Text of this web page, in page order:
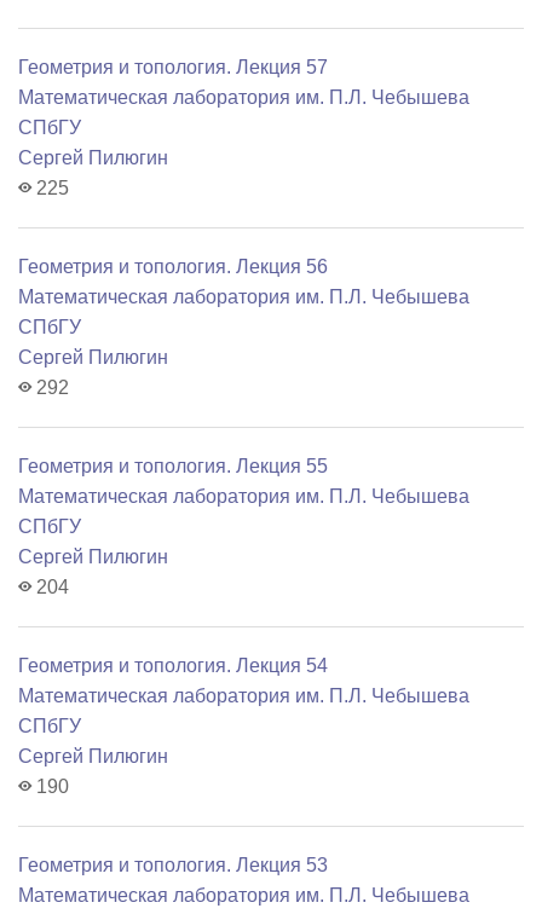
Геометрия и топология. Лекция 57
Математичеcкая лаборатория им. П.Л. Чебышева
СПбГУ
Сергей Пилюгин
225
Геометрия и топология. Лекция 56
Математичеcкая лаборатория им. П.Л. Чебышева
СПбГУ
Сергей Пилюгин
292
Геометрия и топология. Лекция 55
Математичеcкая лаборатория им. П.Л. Чебышева
СПбГУ
Сергей Пилюгин
204
Геометрия и топология. Лекция 54
Математичеcкая лаборатория им. П.Л. Чебышева
СПбГУ
Сергей Пилюгин
190
Геометрия и топология. Лекция 53
Математичеcкая лаборатория им. П.Л. Чебышева